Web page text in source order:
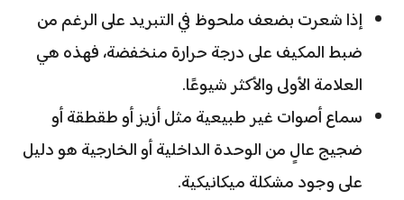
إذا شعرت بضعف ملحوظ في التبريد على الرغم من
ضبط المكيف على درجة حرارة منخفضة، فهذه هي
العلامة الأولى والأكثر شيوعًا.
سماع أصوات غير طبيعية مثل أزيز أو طقطقة أو
ضجيج عالٍ من الوحدة الداخلية أو الخارجية هو دليل
على وجود مشكلة ميكانيكية.